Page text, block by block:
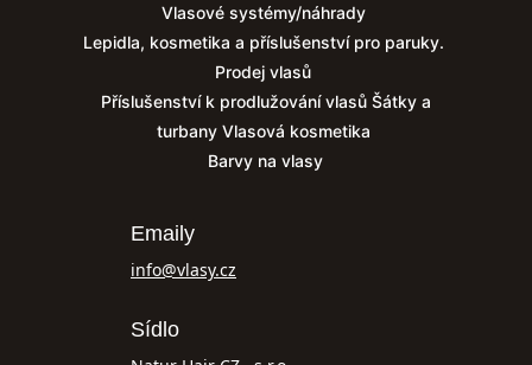
Vlasové systémy/náhrady
Lepidla, kosmetika a příslušenství pro paruky.
Prodej vlasů
Příslušenství k prodlužování vlasů Šátky a
turbany Vlasová kosmetika
Barvy na vlasy
Emaily
info@vlasy.cz
Sídlo